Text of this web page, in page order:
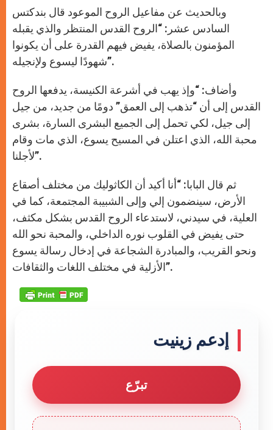
وبالحديث عن مفاعيل الروح الموعود قال بندكتس
السادس عشر: “الروح القدس المنتظر والذي يقبله
المؤمنون بالصلاة، يفيض فيهم القدرة على أن يكونوا
شهودًا ليسوع ولإنجيله”.
وأضاف: “وإذ يهب في أشرعة الكنيسة، يدفعها الروح
القدس إلى أن “تذهب إلى العمق” دومًا من جديد، من جيل
إلى جيل، لكي تحمل إلى الجميع البشرى السارة، بشرى
محبة الله، الذي اعتلن في المسيح يسوع، الذي مات وقام
لأجلنا”.
ثم قال البابا: “أنا أكيد أن الكاثوليك من مختلف أصقاع
الأرض، سينضمون إلي وإلى الشبيبة المجتمعة، كما في
العلية، في سيدني، لاستدعاء الروح القدس بشكل مكثف،
حتى يفيض في القلوب نوره الداخلي، والمحبة نحو الله
ونحو القريب، والمبادرة الشجاعة في إدخال رسالة يسوع
الأزلية في مختلف اللغات والثقافات”.
إدعم زينيت
تبرّع